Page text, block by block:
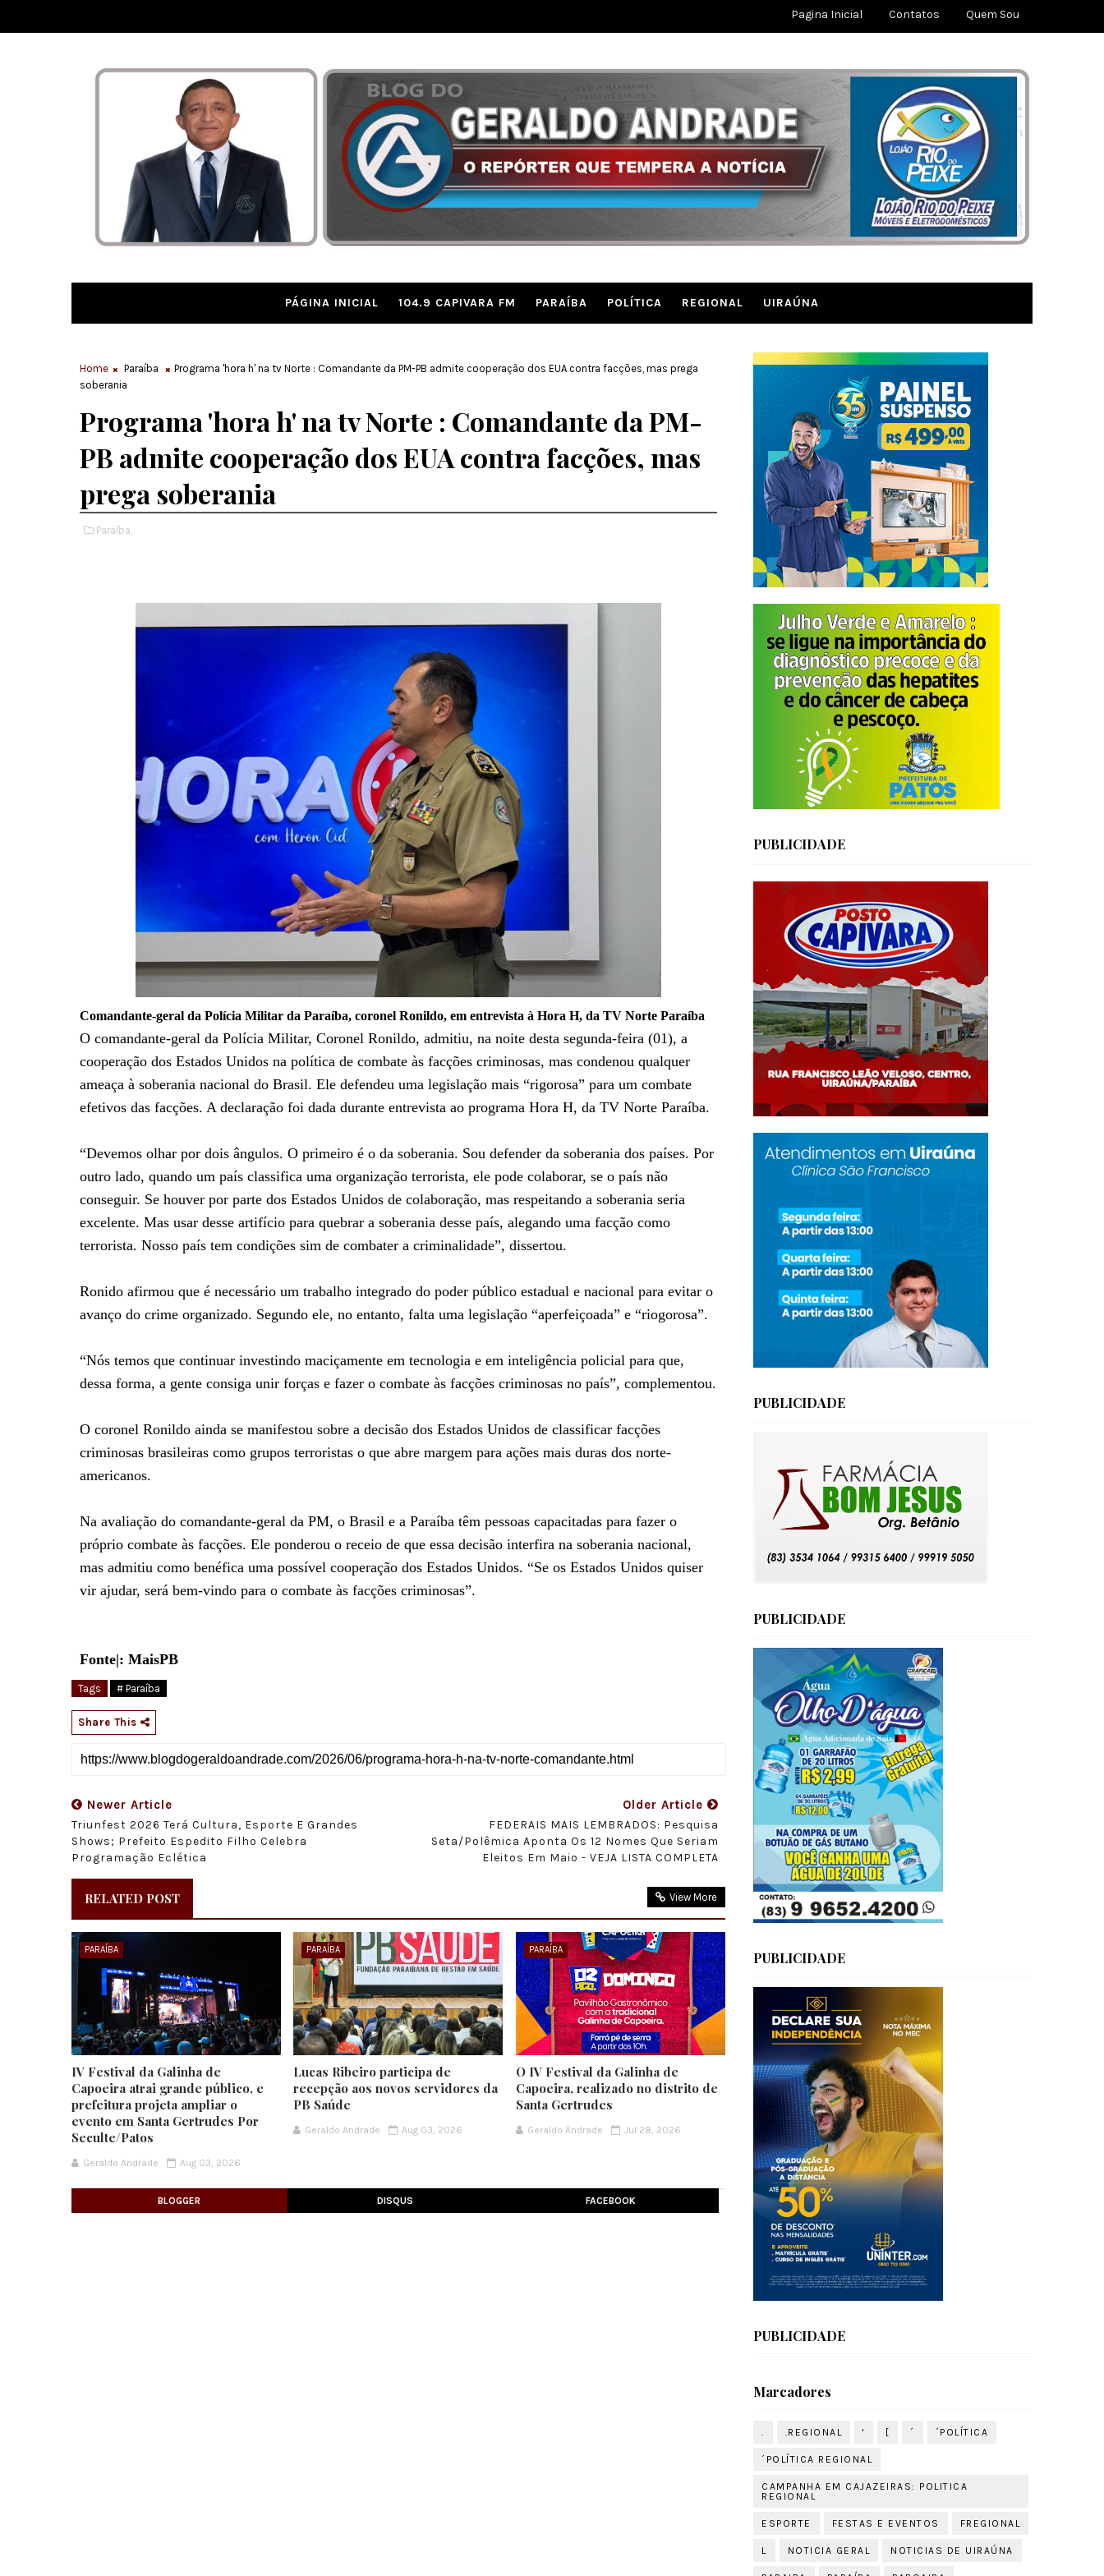
Pagina Inicial Contatos Quem Sou
PÁGINA INICIAL 104.9 CAPIVARA FM PARAÍBA POLÍTICA REGIONAL UIRAÚNA
Home Paraíba
Programa 'hora h' na tv Norte : Comandante da PM-PB admite cooperação dos EUA contra facções, mas prega
soberania
Programa 'hora h' na tv Norte : Comandante da PM-
PB admite cooperação dos EUA contra facções, mas
prega soberania
Paraíba,
Comandante-geral da Polícia Militar da Paraíba, coronel Ronildo, em entrevista à Hora H, da TV Norte Paraíba
O comandante-geral da Polícia Militar, Coronel Ronildo, admitiu, na noite desta segunda-feira (01), a
cooperação dos Estados Unidos na política de combate às facções criminosas, mas condenou qualquer
ameaça à soberania nacional do Brasil. Ele defendeu uma legislação mais “rigorosa” para um combate
efetivos das facções. A declaração foi dada durante entrevista ao programa Hora H, da TV Norte Paraíba.
“Devemos olhar por dois ângulos. O primeiro é o da soberania. Sou defender da soberania dos países. Por
outro lado, quando um país classifica uma organização terrorista, ele pode colaborar, se o país não
conseguir. Se houver por parte dos Estados Unidos de colaboração, mas respeitando a soberania seria
excelente. Mas usar desse artifício para quebrar a soberania desse país, alegando uma facção como
terrorista. Nosso país tem condições sim de combater a criminalidade”, dissertou.
Ronido afirmou que é necessário um trabalho integrado do poder público estadual e nacional para evitar o
avanço do crime organizado. Segundo ele, no entanto, falta uma legislação “aperfeiçoada” e “riogorosa”.
“Nós temos que continuar investindo maciçamente em tecnologia e em inteligência policial para que,
dessa forma, a gente consiga unir forças e fazer o combate às facções criminosas no país”, complementou.
O coronel Ronildo ainda se manifestou sobre a decisão dos Estados Unidos de classificar facções
criminosas brasileiras como grupos terroristas o que abre margem para ações mais duras dos norte-
americanos.
Na avaliação do comandante-geral da PM, o Brasil e a Paraíba têm pessoas capacitadas para fazer o
próprio combate às facções. Ele ponderou o receio de que essa decisão interfira na soberania nacional,
mas admitiu como benéfica uma possível cooperação dos Estados Unidos. “Se os Estados Unidos quiser
vir ajudar, será bem-vindo para o combate às facções criminosas”.
Fonte|: MaisPB
Tags # Paraíba
Share This
Newer Article
Triunfest 2026 Terá Cultura, Esporte E Grandes
Shows; Prefeito Espedito Filho Celebra
Programação Eclética
Older Article
FEDERAIS MAIS LEMBRADOS: Pesquisa
Seta/Polêmica Aponta Os 12 Nomes Que Seriam
Eleitos Em Maio - VEJA LISTA COMPLETA
RELATED POST View More
PARAÍBA
IV Festival da Galinha de
Capoeira atrai grande público, e
prefeitura projeta ampliar o
evento em Santa Gertrudes Por
Seculte/Patos
Geraldo Andrade Aug 03, 2026
PARAÍBA
Lucas Ribeiro participa de
recepção aos novos servidores da
PB Saúde
Geraldo Andrade Aug 03, 2026
PARAÍBA
O IV Festival da Galinha de
Capoeira, realizado no distrito de
Santa Gertrudes
Geraldo Andrade Jul 28, 2026
BLOGGER DISQUS FACEBOOK
PUBLICIDADE
PUBLICIDADE
PUBLICIDADE
PUBLICIDADE
PUBLICIDADE
Marcadores
. .REGIONAL ' [ ´ ´POLÍTICA
´POLÍTICA REGIONAL
CAMPANHA EM CAJAZEIRAS: POLITICA
REGIONAL
ESPORTE FESTAS E EVENTOS FREGIONAL
L NOTICIA GERAL NOTICIAS DE UIRAÚNA